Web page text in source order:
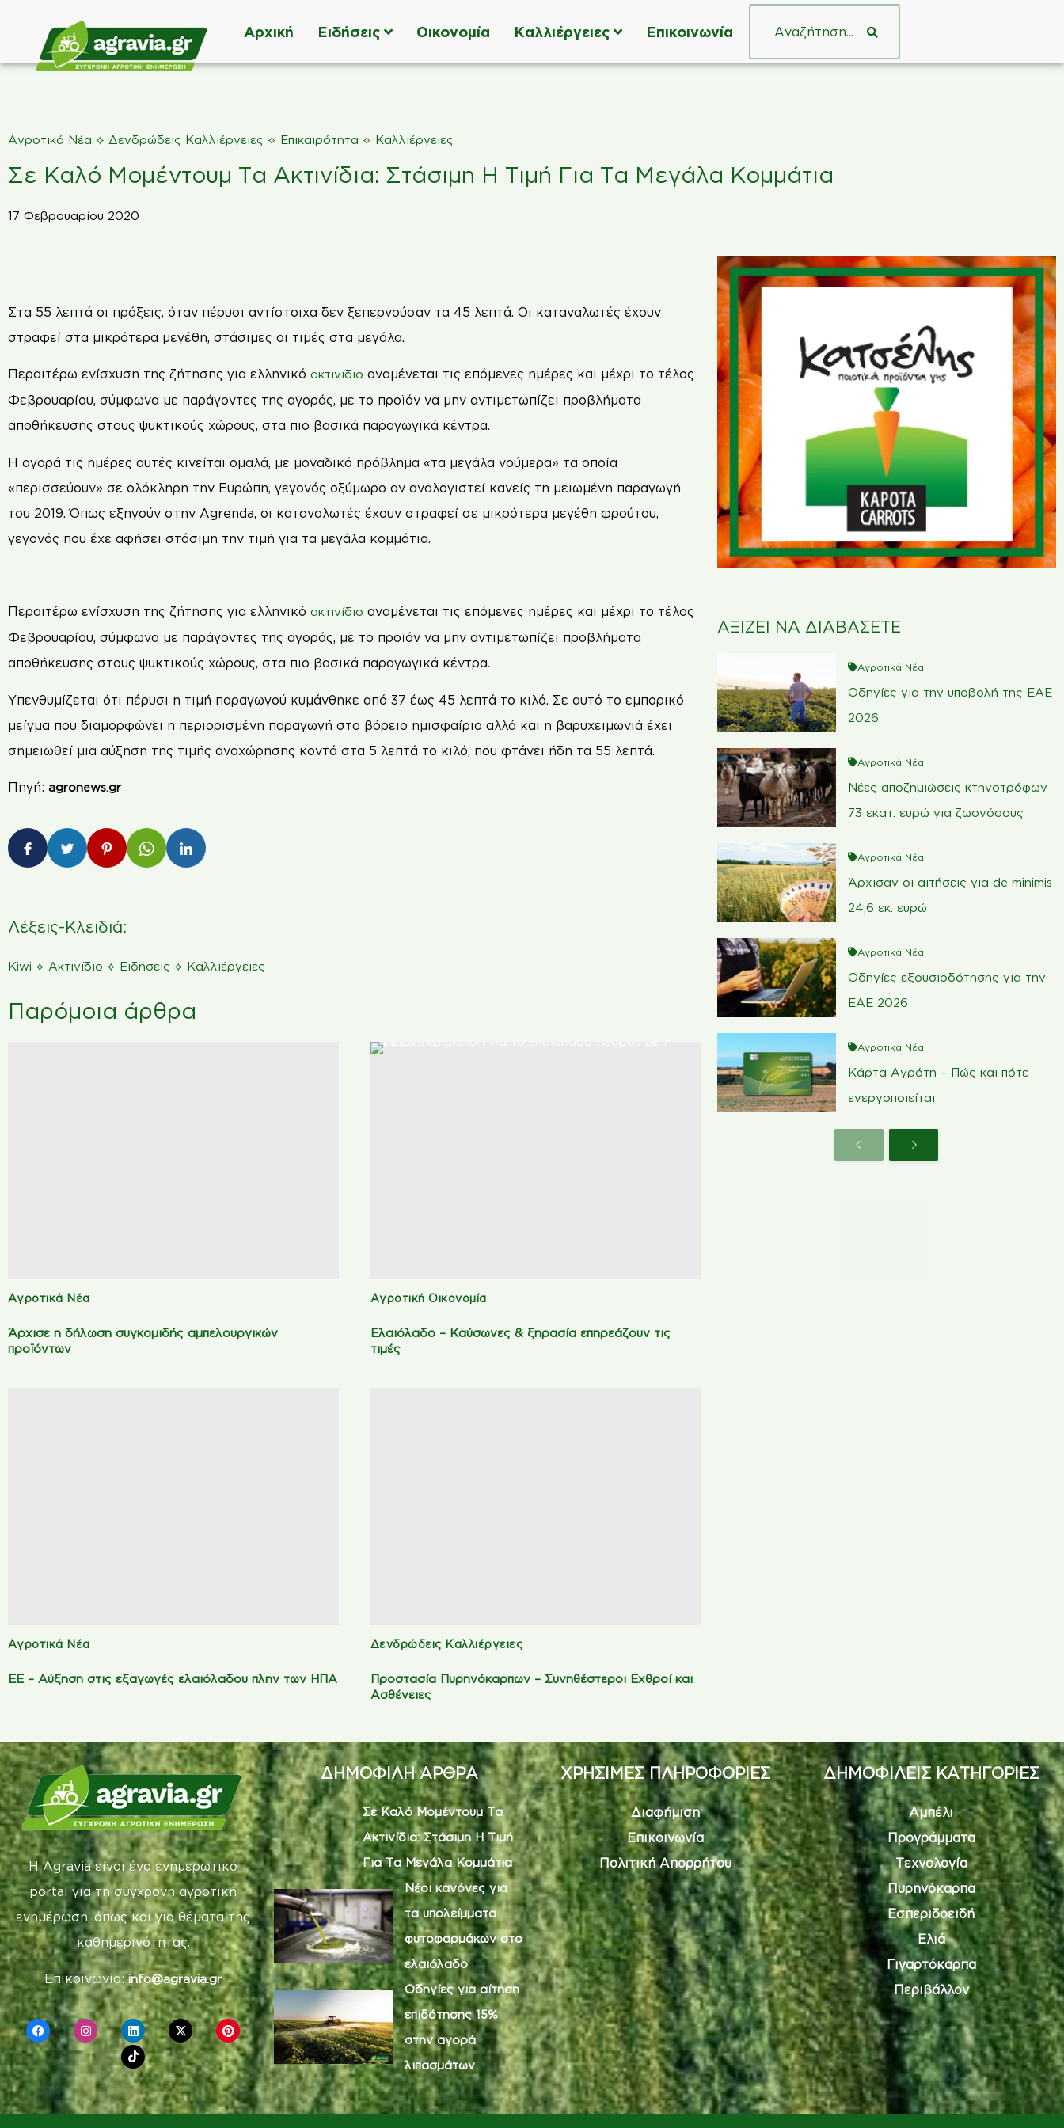
Αρχική Ειδήσεις Οικονομία Καλλιέργειες Επικοινωνία
Αγροτικά Νέα ⟡ Δενδρώδεις Καλλιέργειες ⟡ Επικαιρότητα ⟡ Καλλιέργειες
Σε Καλό Μοµέντουµ Τα Ακτινίδια: Στάσιμη Η Τιμή Για Τα Μεγάλα Κομμάτια
17 Φεβρουαρίου 2020
Στα 55 λεπτά οι πράξεις, όταν πέρυσι αντίστοιχα δεν ξεπερνούσαν τα 45 λεπτά. Οι καταναλωτές έχουν
στραφεί στα µικρότερα µεγέθη, στάσιµες οι τιµές στα µεγάλα.
Περαιτέρω ενίσχυση της ζήτησης για ελληνικό ακτινίδιο αναµένεται τις επόµενες ηµέρες και µέχρι το τέλος
Φεβρουαρίου, σύµφωνα µε παράγοντες της αγοράς, µε το προϊόν να µην αντιµετωπίζει προβλήµατα
αποθήκευσης στους ψυκτικούς χώρους, στα πιο βασικά παραγωγικά κέντρα.
Η αγορά τις ηµέρες αυτές κινείται οµαλά, µε µοναδικό πρόβληµα «τα µεγάλα νούµερα» τα οποία
«περισσεύουν» σε ολόκληρη την Ευρώπη, γεγονός οξύµωρο αν αναλογιστεί κανείς τη µειωµένη παραγωγή
του 2019. Όπως εξηγούν στην Agrenda, οι καταναλωτές έχουν στραφεί σε µικρότερα µεγέθη φρούτου,
γεγονός που έχε αφήσει στάσιµη την τιµή για τα µεγάλα κοµµάτια.
Περαιτέρω ενίσχυση της ζήτησης για ελληνικό ακτινίδιο αναµένεται τις επόµενες ηµέρες και µέχρι το τέλος
Φεβρουαρίου, σύµφωνα µε παράγοντες της αγοράς, µε το προϊόν να µην αντιµετωπίζει προβλήµατα
αποθήκευσης στους ψυκτικούς χώρους, στα πιο βασικά παραγωγικά κέντρα.
Υπενθυµίζεται ότι πέρυσι η τιµή παραγωγού κυµάνθηκε από 37 έως 45 λεπτά το κιλό. Σε αυτό το εµπορικό
µείγµα που διαµορφώνει η περιορισµένη παραγωγή στο βόρειο ηµισφαίριο αλλά και η βαρυχειµωνιά έχει
σηµειωθεί µια αύξηση της τιµής αναχώρησης κοντά στα 5 λεπτά το κιλό, που φτάνει ήδη τα 55 λεπτά.
Πηγή: agronews.gr
Λέξεις-Κλειδιά:
Kiwi ⟡ Ακτινίδιο ⟡ Ειδήσεις ⟡ Καλλιέργειες
Παρόμοια άρθρα
Αγροτικά Νέα
Άρχισε η δήλωση συγκομιδής αμπελουργικών
προϊόντων
Αγροτική Οικονομία
Ελαιόλαδο – Καύσωνες & ξηρασία επηρεάζουν τις
τιμές
Αγροτικά Νέα
ΕΕ – Αύξηση στις εξαγωγές ελαιόλαδου πλην των ΗΠΑ
Δενδρώδεις Καλλιέργειες
Προστασία Πυρηνόκαρπων – Συνηθέστεροι Εχθροί και
Ασθένειες
ΑΞΙΖΕΙ ΝΑ ΔΙΑΒΑΣΕΤΕ
Αγροτικά Νέα
Οδηγίες για την υποβολή της ΕΑΕ
2026
Αγροτικά Νέα
Νέες αποζημιώσεις κτηνοτρόφων
73 εκατ. ευρώ για ζωονόσους
Αγροτικά Νέα
Άρχισαν οι αιτήσεις για de minimis
24,6 εκ. ευρώ
Αγροτικά Νέα
Οδηγίες εξουσιοδότησης για την
ΕΑΕ 2026
Αγροτικά Νέα
Κάρτα Αγρότη – Πώς και πότε
ενεργοποιείται
Η Agravia είναι ένα ενημερωτικό
portal για τη σύγχρονη αγροτική
ενημέρωση, όπως και για θέματα της
καθημερινότητας.
Επικοινωνία:info@agravia.gr
ΔΗΜΟΦΙΛΗ ΑΡΘΡΑ
Σε Καλό Μοµέντουµ Τα
Ακτινίδια: Στάσιμη Η Τιμή
Για Τα Μεγάλα Κομμάτια
Νέοι κανόνες για
τα υπολείμματα
φυτοφαρμάκων στο
ελαιόλαδο
Οδηγίες για αίτηση
επιδότησης 15%
στην αγορά
λιπασμάτων
ΧΡΗΣΙΜΕΣ ΠΛΗΡΟΦΟΡΙΕΣ
Διαφήμιση
Επικοινωνία
Πολιτική Απορρήτου
ΔΗΜΟΦΙΛΕΙΣ ΚΑΤΗΓΟΡΙΕΣ
Αμπέλι
Προγράμματα
Τεχνολογία
Πυρηνόκαρπα
Εσπεριδοειδή
Ελιά
Γιγαρτόκαρπα
Περιβάλλον